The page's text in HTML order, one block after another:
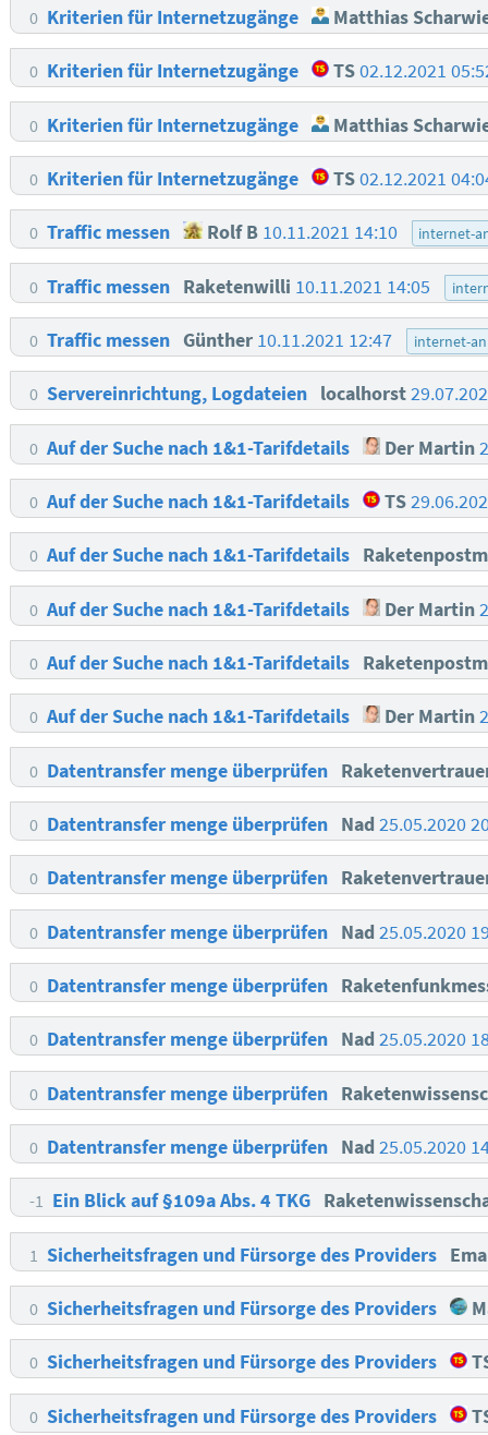
0 Kriterien für Internetzugänge Matthias
0 Kriterien für Internetzugänge TS02.12.2021
0 Kriterien für Internetzugänge Matthias
0 Kriterien für Internetzugänge TS02.12.2021
0 Traffic messen Rolf B 10.11.2021 14:10 internet-
0 Traffic messen Raketenwilli 10.11.2021 14:05
0 Traffic messen Günther 10.11.2021 12:47 internet-
0 Servereinrichtung, Logdateien localhorst
0 Auf der Suche nach 1&1-Tarifdetails Der Martin
0 Auf der Suche nach 1&1-Tarifdetails TS
0 Auf der Suche nach 1&1-Tarifdetails
0 Auf der Suche nach 1&1-Tarifdetails Der Martin
0 Auf der Suche nach 1&1-Tarifdetails
0 Auf der Suche nach 1&1-Tarifdetails Der Martin
0 Datentransfer menge überprüfen
0 Datentransfer menge überprüfen Nad25.05.2020
0 Datentransfer menge überprüfen
0 Datentransfer menge überprüfen Nad25.05.2020
0 Datentransfer menge überprüfen
0 Datentransfer menge überprüfen Nad25.05.2020
0 Datentransfer menge überprüfen
0 Datentransfer menge überprüfen Nad25.05.2020
-1 Ein Blick auf §109a Abs. 4 TKG
1 Sicherheitsfragen und Fürsorge des Providers
0 Sicherheitsfragen und Fürsorge des Providers
0 Sicherheitsfragen und Fürsorge des Providers
0 Sicherheitsfragen und Fürsorge des Providers